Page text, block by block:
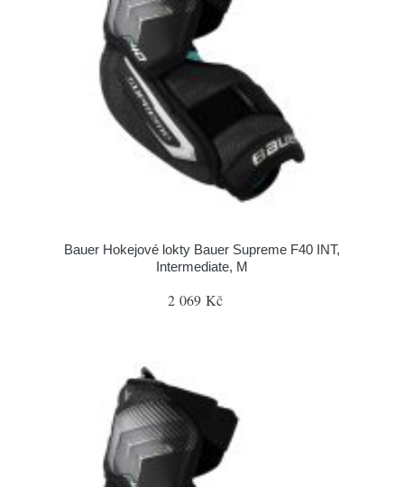
Bauer Hokejové lokty Bauer Supreme F40 INT,
Intermediate, M
2 069 Kč